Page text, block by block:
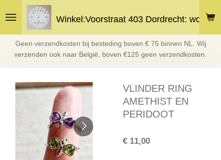
direct
hoofdinhoud
Winkel:Voorstraat 403 Dordrecht: woe
Geen verzendkosten bij besteding boven € 75 binnen NL. Wij
verzenden ook naar België, boven €125 geen verzendkosten.
VLINDER RING
AMETHIST EN
PERIDOOT
€ 11,00